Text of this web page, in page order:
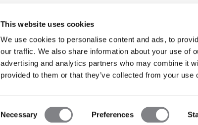
This website uses cookies
We use cookies to personalise content and ads, to
our traffic. We also share information about your use of
advertising and analytics partners who may combine it
provided to them or that they’ve collected from your use
Selection
Necessary Preferences
Shop